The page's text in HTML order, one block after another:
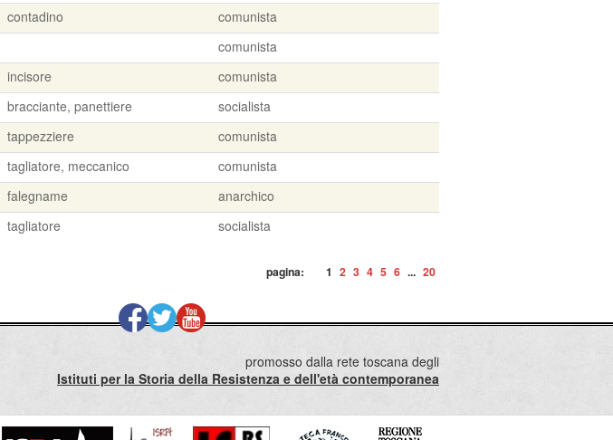
contadino
comunista
comunista
incisore
comunista
bracciante, panettiere
socialista
tappezziere
comunista
tagliatore, meccanico
comunista
falegname
anarchico
tagliatore socialista
pagina: 1 2 3 4 5 6 ... 20
promosso dalla rete toscana degli
Istituti per la Storia della Resistenza e dell'età contemporanea